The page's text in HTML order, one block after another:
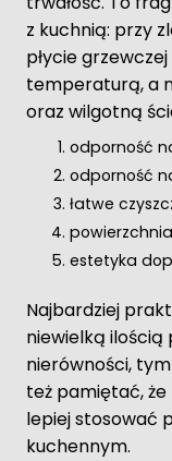
z kuchnią: przy
płycie
temperaturą, a
oraz wilgotną
odporność
odporność
łatwe
estetyka
Najbardziej
niewielką ilością
nierówności,
też pamiętać,
lepiej stosować
kuchennym.